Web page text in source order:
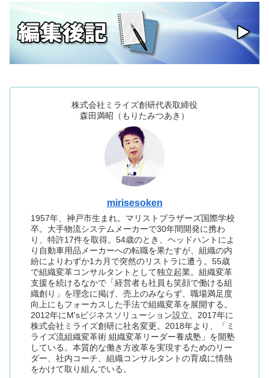
株式会社ミライズ創研代表取締役
森田満昭（もりたみつあき）
mirisesoken
1957年、神戸市生まれ。マリストブラザーズ国際学校
卒。大手物流システムメーカーで30年間開発に携わ
り、特許17件を取得。54歳のとき、ヘッドハントによ
り自動車用品メーカーへの転職を果たすが、組織の内
紛によりわずか1カ月で突然のリストラに遭う。55歳
で組織変革コンサルタントとして独立起業。組織変革
支援を続けるなかで「経営者も社員も笑顔で働ける組
織創り」を理念に掲げ、売上のみならず、職場満足度
向上にもフォーカスした手法で組織変革を展開する。
2012年にM'sビジネスソリューション設立。2017年に
株式会社ミライズ創研に社名変更。2018年より、「ミ
ライズ流組織変革術 組織変革リーダー養成塾」を開塾
している。本質的な働き方改革を実現するためのリー
ダー、社内コーチ、組織コンサルタントの育成に情熱
をかけて取り組んでいる。